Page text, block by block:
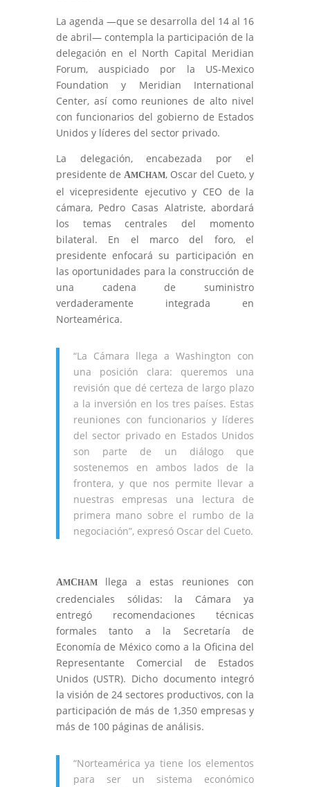
La agenda —que se desarrolla del 14 al 16
de abril— contempla la participación de la
delegación en el North Capital Meridian
Forum, auspiciado por la US-Mexico
Foundation y Meridian International
Center, así como reuniones de alto nivel
con funcionarios del gobierno de Estados
Unidos y líderes del sector privado.
La delegación, encabezada por el
presidente de AMCHAM, Oscar del Cueto, y
el vicepresidente ejecutivo y CEO de la
cámara, Pedro Casas Alatriste, abordará
los temas centrales del momento
bilateral. En el marco del foro, el
presidente enfocará su participación en
las oportunidades para la construcción de
una cadena de suministro
verdaderamente integrada en
Norteamérica.
“La Cámara llega a Washington con
una posición clara: queremos una
revisión que dé certeza de largo plazo
a la inversión en los tres países. Estas
reuniones con funcionarios y líderes
del sector privado en Estados Unidos
son parte de un diálogo que
sostenemos en ambos lados de la
frontera, y que nos permite llevar a
nuestras empresas una lectura de
primera mano sobre el rumbo de la
negociación”, expresó Oscar del Cueto.
AMCHAM llega a estas reuniones con
credenciales sólidas: la Cámara ya
entregó recomendaciones técnicas
formales tanto a la Secretaría de
Economía de México como a la Oficina del
Representante Comercial de Estados
Unidos (USTR). Dicho documento integró
la visión de 24 sectores productivos, con la
participación de más de 1,350 empresas y
más de 100 páginas de análisis.
“Norteamérica ya tiene los elementos
para ser un sistema económico